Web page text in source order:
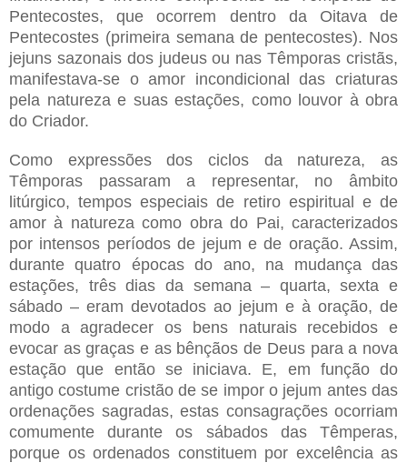
Pentecostes, que ocorrem dentro da Oitava de
Pentecostes (primeira semana de pentecostes). Nos
jejuns sazonais dos judeus ou nas Têmporas cristãs,
manifestava-se o amor incondicional das criaturas
pela natureza e suas estações, como louvor à obra
do Criador.
Como expressões dos ciclos da natureza, as
Têmporas passaram a representar, no âmbito
litúrgico, tempos especiais de retiro espiritual e de
amor à natureza como obra do Pai, caracterizados
por intensos períodos de jejum e de oração. Assim,
durante quatro épocas do ano, na mudança das
estações, três dias da semana – quarta, sexta e
sábado – eram devotados ao jejum e à oração, de
modo a agradecer os bens naturais recebidos e
evocar as graças e as bênçãos de Deus para a nova
estação que então se iniciava. E, em função do
antigo costume cristão de se impor o jejum antes das
ordenações sagradas, estas consagrações ocorriam
comumente durante os sábados das Têmperas,
porque os ordenados constituem por excelência as